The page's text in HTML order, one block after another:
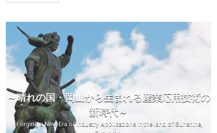
～晴れの国・岡山から生まれる産業応用技術の
新時代～
-Forging a New Era of Industry Applications in the land of Sunshine,